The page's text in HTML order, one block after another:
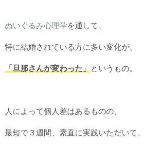
ぬいぐるみ心理学を通して、
特に結婚されている方に多い変化が、
「旦那さんが変わった」 というもの。
人によって個人差はあるものの、
最短で３週間、素直に実践いただいて、